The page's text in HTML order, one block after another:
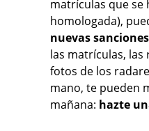
matrículas que se
homologada),
nuevas
las matrículas,
fotos de los
mano, te pueden
mañana: hazte